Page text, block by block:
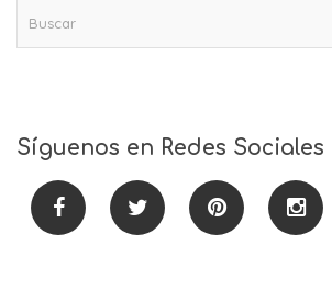
Síguenos en Redes Sociales